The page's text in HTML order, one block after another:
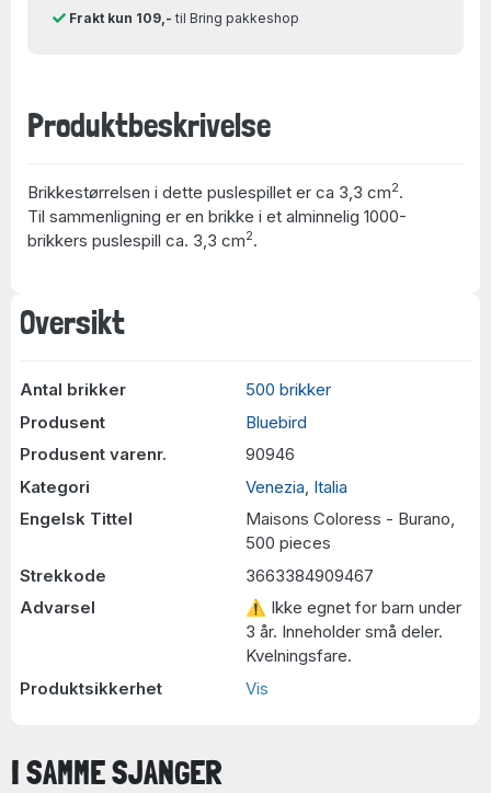
Oversikt
Antal brikker
500 brikker
Produsent
Bluebird
Produsent varenr.
90946
Kategori
Venezia Italia
Engelsk Tittel
Maisons Coloress - Burano,
500 pieces
Strekkode
3663384909467
Advarsel
⚠ Ikke egnet for barn under
3 år. Inneholder små deler.
Kvelningsfare.
Produktsikkerhet
Vis
Frakt kun 109,- til Bring pakkeshop
Produktbeskrivelse
Brikkestørrelsen i dette puslespillet er ca 3,3 cm2.
Til sammenligning er en brikke i et alminnelig 1000-
brikkers puslespill ca. 3,3 cm2.
I SAMME SJANGER